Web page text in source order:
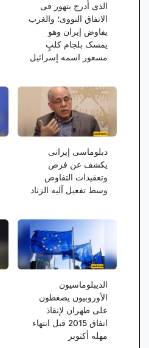
الذی أُدرج بتهور فی
الاتفاق النووی؛ والغرب
یفاوض إیران وهو
یمسک بلجام کلبٍ
مسعور اسمه إسرائیل
دبلوماسی إیرانی
یکشف عن فرص
وتعقیدات التفاوض
وسط تفعیل آلیه الزناد
الدیبلوماسیون
الأوروبیون یضغطون
على طهران لإنقاذ
اتفاق 2015 قبل انتهاء
مهله أکتوبر